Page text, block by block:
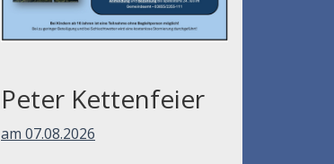
Peter Kettenfeier
am 07.08.2026